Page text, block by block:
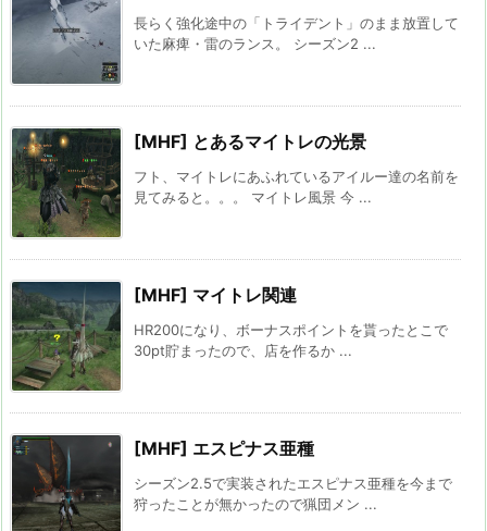
長らく強化途中の「トライデント」のまま放置して
いた麻痺・雷のランス。 シーズン2 ...
[MHF] とあるマイトレの光景
フト、マイトレにあふれているアイルー達の名前を
見てみると。。。 マイトレ風景 今 ...
[MHF] マイトレ関連
HR200になり、ボーナスポイントを貰ったとこで
30pt貯まったので、店を作るか ...
[MHF] エスピナス亜種
シーズン2.5で実装されたエスピナス亜種を今まで
狩ったことが無かったので猟団メン ...